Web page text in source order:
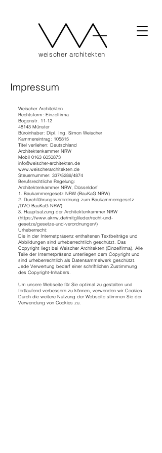
weischer architekten
Impressum
Weischer Architekten
Rechtsform: Einzelfirma
Bogenstr. 11-12
48143 Münster
Büroinhaber: Dipl. Ing. Simon Weischer
Kammereintrag: 105815
Titel verliehen: Deutschland
Architektenkammer NRW
Mobil 0163 6050873
info@weischer-architekten.de
www.weischerarchitekten.de
Steuernummer: 337/5289/4874
Berufsrechtliche Regelung:
Architektenkammer NRW, Düsseldorf
1. Baukammergesetz NRW (BauKaG NRW)
2. Durchführungsverordnung zum Baukammerngesetz
/DVO BauKaG NRW)
3. Hauptsatzung der Architektenkammer NRW
(https://www.aknw.de/mitglileder/recht-und-
gesetze/gesetze-und-verordnungen/)
Urheberrecht:
Die in der Internetpräsenz enthaltenen Textbeiträge und
Abbildungen sind urheberrechtlich geschützt. Das
Copyright liegt bei Weischer Architekten (Einzelfirma). Alle
Teile der Internetpräsenz unterliegen dem Copyright und
sind urheberrechtlich als Datensammelwerk geschützt.
Jede Verwertung bedarf einer schriftlichen Zustimmung
des Copyright-Inhabers.
Um unsere Webseite für Sie optimal zu gestalten und
fortlaufend verbessern zu können, verwenden wir Cookies.
Durch die weitere Nutzung der Webseite stimmen Sie der
Verwendung von Cookies zu.